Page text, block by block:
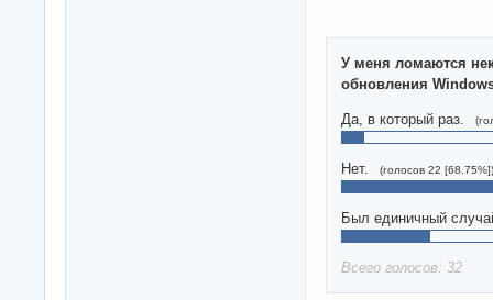
У меня ломаются
обновления
Да, в который раз.
Нет. (голосов 22 [68.75%])
Был единичный
Всего голосов: 32